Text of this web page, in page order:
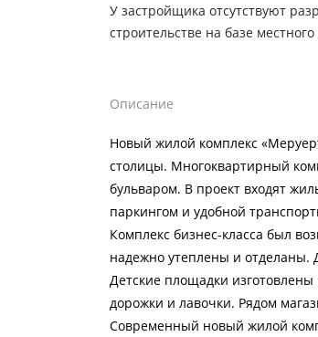
У застройщика отсутствуют
строительстве на базе
Описание
Новый жилой комплекс
столицы. Многоквартирный
бульваром. В проект входят
паркингом и удобной
Комплекс бизнес-класса был
надежно утеплены и отделаны.
Детские площадки
дорожки и лавочки. Рядом
Современный новый жилой